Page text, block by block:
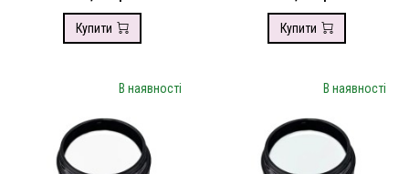
Купити Купити
В наявності В наявності